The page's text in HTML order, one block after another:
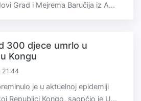
Grad i Mejrema Baručija iz A...
300 djece umrlo u
Kongu
je u aktuelnoj epidemiji
Republici Kongo, saopćio je U...